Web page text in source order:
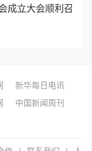
成立大会顺利召
新华每日电讯
中国新闻周刊